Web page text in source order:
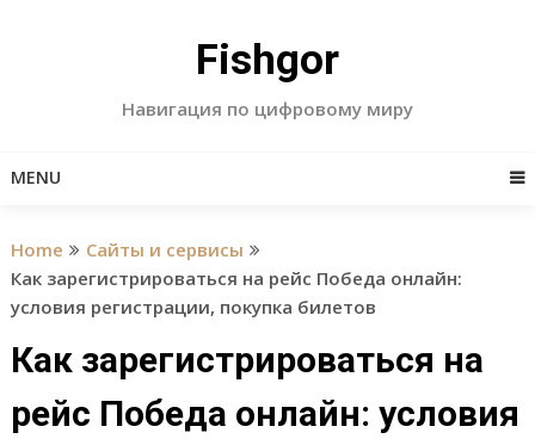
Fishgor
Навигация по цифровому миру
MENU
Home
Сайты и сервисы
Как зарегистрироваться на рейс Победа онлайн:
условия регистрации, покупка билетов
Как зарегистрироваться на
рейс Победа онлайн: условия